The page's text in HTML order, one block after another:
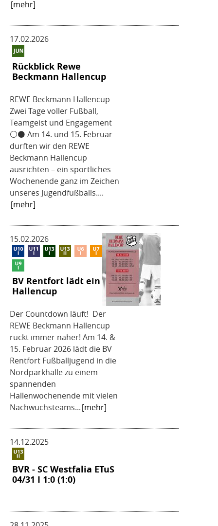
[mehr]
17.02.2026
Rückblick Rewe
Beckmann Hallencup
REWE Beckmann Hallencup –
Zwei Tage voller Fußball,
Teamgeist und Engagement
⚪️⚫️ Am 14. und 15. Februar
durften wir den REWE
Beckmann Hallencup
ausrichten – ein sportliches
Wochenende ganz im Zeichen
unseres Jugendfußballs....
[mehr]
15.02.2026
BV Rentfort lädt ein zum
Hallencup
Der Countdown läuft! Der
REWE Beckmann Hallencup
rückt immer näher! Am 14. &
15. Februar 2026 lädt die BV
Rentfort Fußballjugend in die
Nordparkhalle zu einem
spannenden
Hallenwochenende mit vielen
Nachwuchsteams...[mehr]
14.12.2025
BVR - SC Westfalia ETuS
04/​31 I 1:0 (1:0)